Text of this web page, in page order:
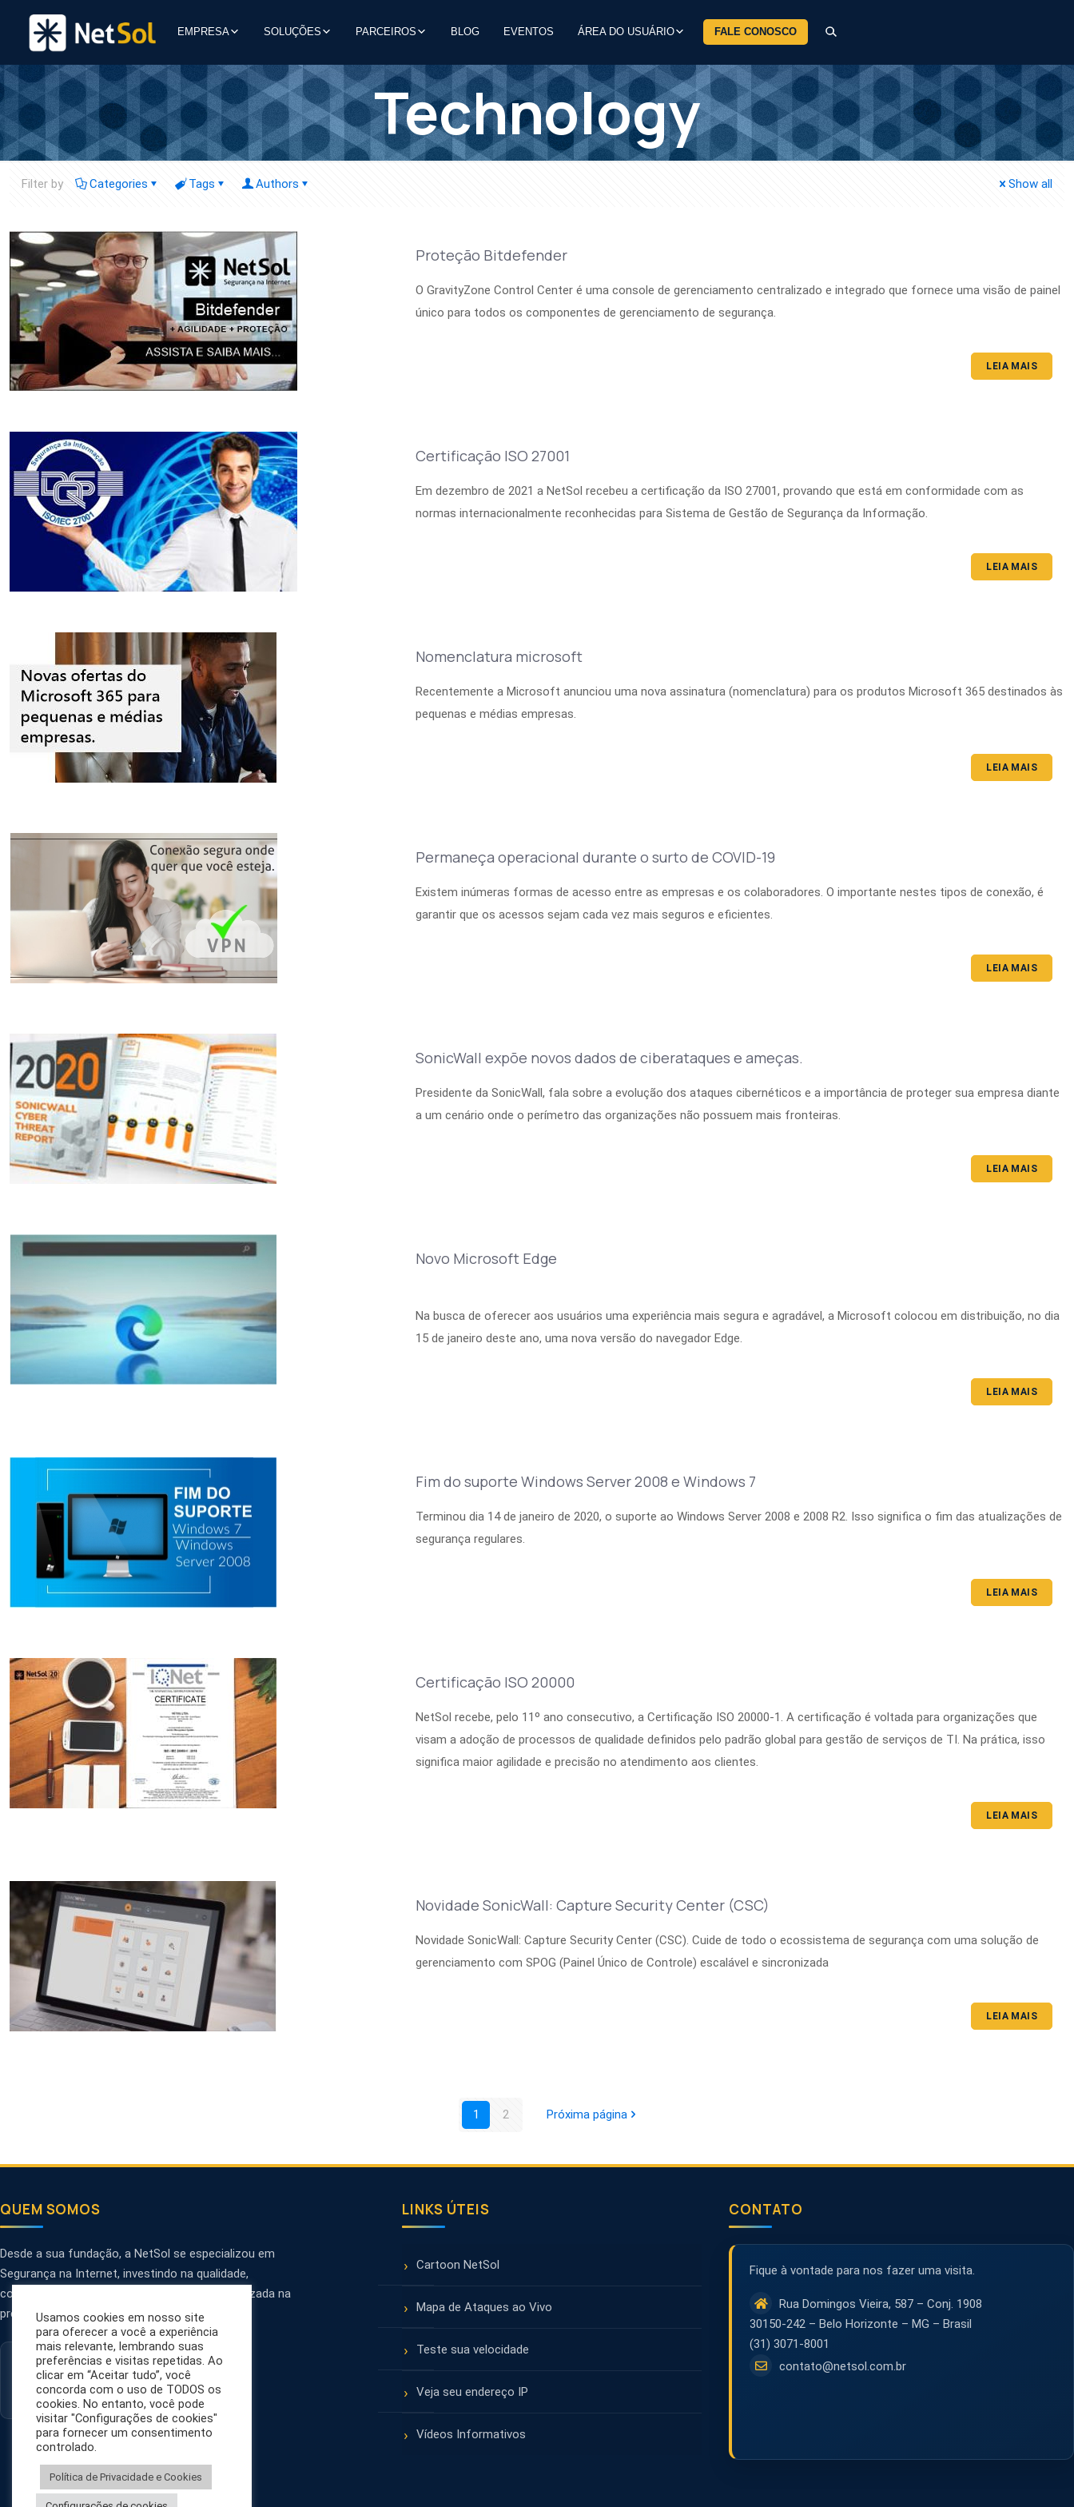
EMPRESA SOLUÇÕES PARCEIROS BLOG EVENTOS ÁREA DO USUÁRIO FALE CONOSCO
Technology
Filter by Categories Tags Authors Show all
Proteção Bitdefender
O GravityZone Control Center é uma console de gerenciamento centralizado e integrado que fornece uma visão de painel
único para todos os componentes de gerenciamento de segurança.
LEIA MAIS
Certificação ISO 27001
Em dezembro de 2021 a NetSol recebeu a certificação da ISO 27001, provando que está em conformidade com as
normas internacionalmente reconhecidas para Sistema de Gestão de Segurança da Informação.
LEIA MAIS
Nomenclatura microsoft
Recentemente a Microsoft anunciou uma nova assinatura (nomenclatura) para os produtos Microsoft 365 destinados às
pequenas e médias empresas.
LEIA MAIS
Permaneça operacional durante o surto de COVID-19
Existem inúmeras formas de acesso entre as empresas e os colaboradores. O importante nestes tipos de conexão, é
garantir que os acessos sejam cada vez mais seguros e eficientes.
LEIA MAIS
SonicWall expõe novos dados de ciberataques e ameças.
Presidente da SonicWall, fala sobre a evolução dos ataques cibernéticos e a importância de proteger sua empresa diante
a um cenário onde o perímetro das organizações não possuem mais fronteiras.
LEIA MAIS
Novo Microsoft Edge
Na busca de oferecer aos usuários uma experiência mais segura e agradável, a Microsoft colocou em distribuição, no dia
15 de janeiro deste ano, uma nova versão do navegador Edge.
LEIA MAIS
Fim do suporte Windows Server 2008 e Windows 7
Terminou dia 14 de janeiro de 2020, o suporte ao Windows Server 2008 e 2008 R2. Isso significa o fim das atualizações de
segurança regulares.
LEIA MAIS
Certificação ISO 20000
NetSol recebe, pelo 11º ano consecutivo, a Certificação ISO 20000-1. A certificação é voltada para organizações que
visam a adoção de processos de qualidade definidos pelo padrão global para gestão de serviços de TI. Na prática, isso
significa maior agilidade e precisão no atendimento aos clientes.
LEIA MAIS
Novidade SonicWall: Capture Security Center (CSC)
Novidade SonicWall: Capture Security Center (CSC). Cuide de todo o ecossistema de segurança com uma solução de
gerenciamento com SPOG (Painel Único de Controle) escalável e sincronizada
LEIA MAIS
1 2 Próxima página
QUEM SOMOS
Desde a sua fundação, a NetSol se especializou em
Segurança na Internet, investindo na qualidade,
confiabilidade, personalização e tecnologia utilizada na
prestação de serviços.
LINKS ÚTEIS
Cartoon NetSol
Mapa de Ataques ao Vivo
Teste sua velocidade
Veja seu endereço IP
Vídeos Informativos
CONTATO
Fique à vontade para nos fazer uma visita.
Rua Domingos Vieira, 587 – Conj. 1908
30150-242 – Belo Horizonte – MG – Brasil
(31) 3071-8001
contato@netsol.com.br
Usamos cookies em nosso site
para oferecer a você a experiência
mais relevante, lembrando suas
preferências e visitas repetidas. Ao
clicar em “Aceitar tudo”, você
concorda com o uso de TODOS os
cookies. No entanto, você pode
visitar "Configurações de cookies"
para fornecer um consentimento
controlado.
Política de Privacidade e Cookies